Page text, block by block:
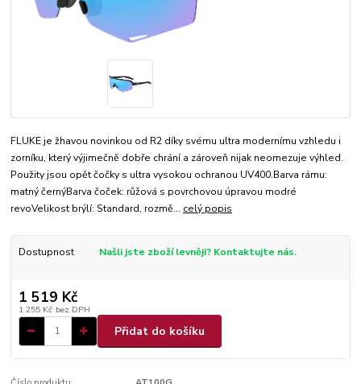
FLUKE je žhavou novinkou od R2 díky svému ultra modernímu vzhledu i
zorníku, který výjimečně dobře chrání a zároveň nijak neomezuje výhled.
Použity jsou opět čočky s ultra vysokou ochranou UV400.Barva rámu:
matný černýBarva čoček: růžová s povrchovou úpravou modré
revoVelikost brýlí: Standard, rozmě... celý popis
Dostupnost Našli jste zboží levněji? Kontaktujte nás.
1 519 Kč
1 255 Kč bez DPH
Přidat do košíku